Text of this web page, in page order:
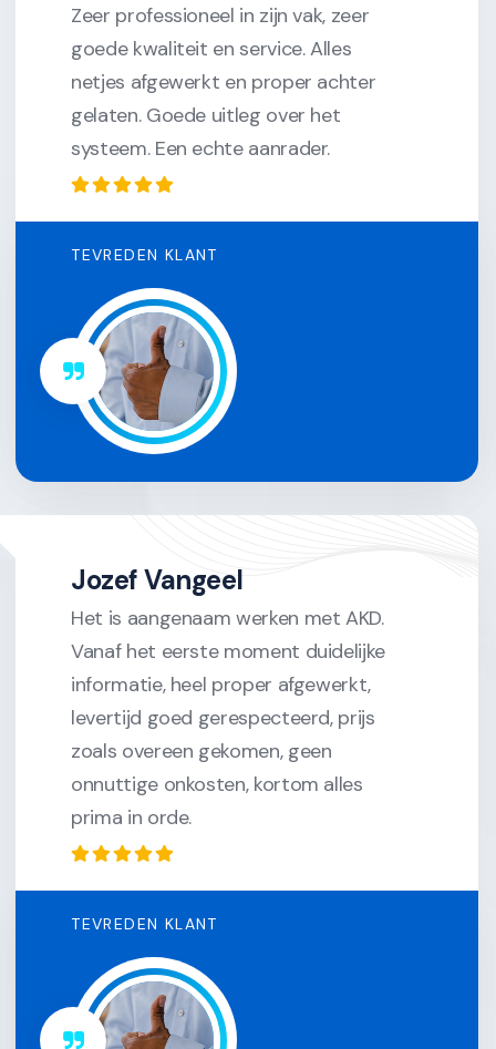
Zeer professioneel in zijn vak, zeer
goede kwaliteit en service. Alles
netjes afgewerkt en proper achter
gelaten. Goede uitleg over het
systeem. Een echte aanrader.
TEVREDEN KLANT
Jozef Vangeel
Het is aangenaam werken met AKD.
Vanaf het eerste moment duidelijke
informatie, heel proper afgewerkt,
levertijd goed gerespecteerd, prijs
zoals overeen gekomen, geen
onnuttige onkosten, kortom alles
prima in orde.
TEVREDEN KLANT